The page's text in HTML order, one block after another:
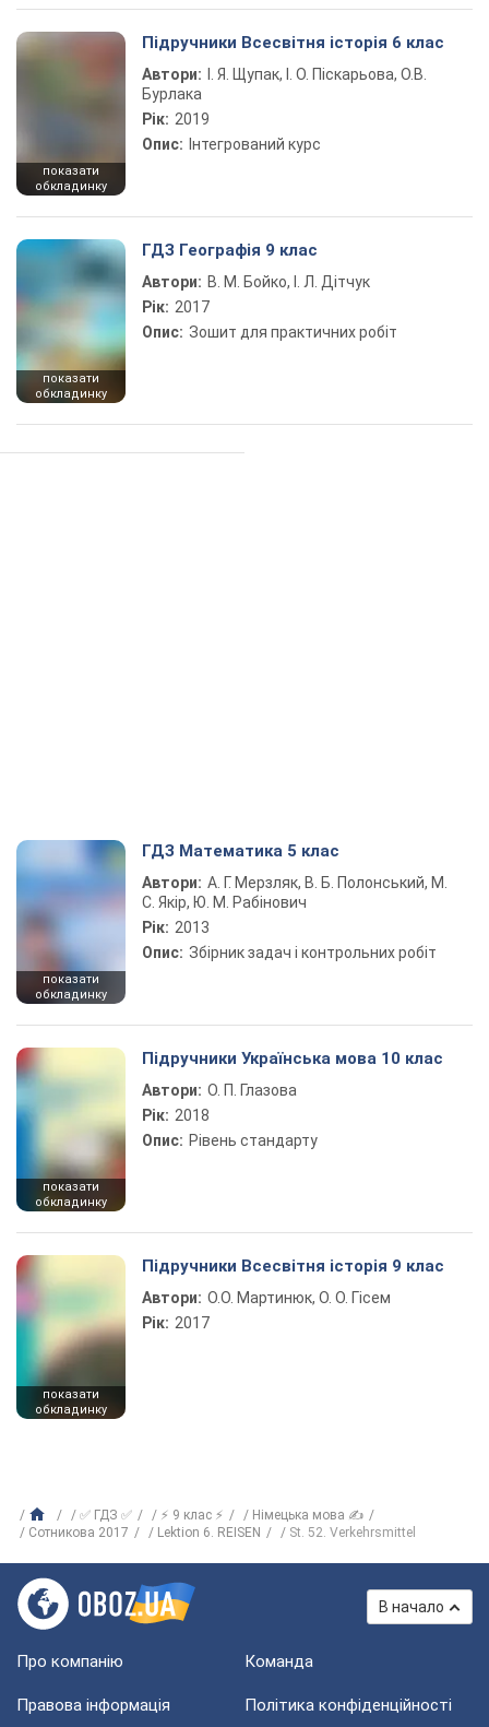
показати
обкладинку
Підручники Всесвітня історія 6 клас
Автори:
І. Я. Щупак, І. О. Піскарьова, О.В.
Бурлака
Рік: 2019
Опис: Інтегрований курс
показати
обкладинку
ГДЗ Географія 9 клас
Автори: В. М. Бойко, І. Л. Дітчук
Рік: 2017
Опис: Зошит для практичних робіт
показати
обкладинку
ГДЗ Математика 5 клас
Автори: А. Г. Мерзляк, В. Б. Полонський, М.
С. Якір, Ю. М. Рабінович
Рік: 2013
Опис: Збірник задач і контрольних робіт
показати
обкладинку
Підручники Українська мова 10 клас
Автори: О. П. Глазова
Рік: 2018
Опис: Рівень стандарту
показати
обкладинку
Підручники Всесвітня історія 9 клас
Автори: О.О. Мартинюк, О. О. Гісем
Рік: 2017
✅ ГДЗ ✅ ⚡ 9 клас ⚡
Німецька мова ✍
Сотникова 2017
Lektion 6. REISEN St. 52. Verkehrsmittel
В начало
Про компанію Команда
Правова інформація Політика конфіденційності